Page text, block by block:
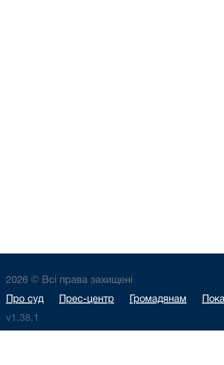
2026 © Всі права захищені
Про суд Прес-центр Громадянам
v1.38.1